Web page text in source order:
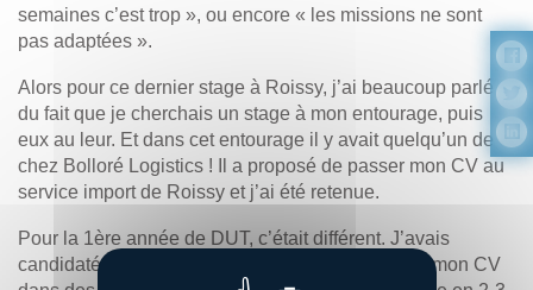
semaines c’est trop », ou encore « les missions ne sont
pas adaptées ».
Alors pour ce dernier stage à Roissy, j’ai beaucoup parlé
du fait que je cherchais un stage à mon entourage, puis
eux au leur. Et dans cet entourage il y avait quelqu’un de
chez Bolloré Logistics ! Il a proposé de passer mon CV au
service import de Roissy et j’ai été retenue.
Pour la 1ère année de DUT, c’était différent. J’avais
candidaté en logistique hospitalière en déposant mon CV